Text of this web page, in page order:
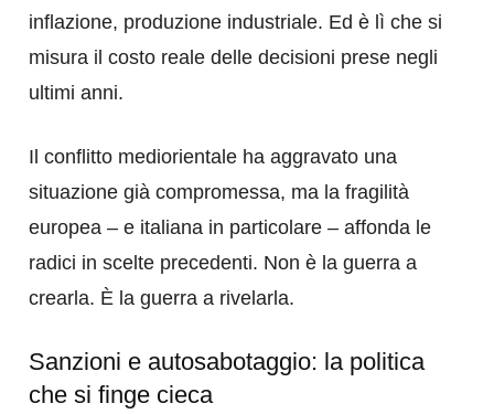
inflazione, produzione industriale. Ed è lì che si
misura il costo reale delle decisioni prese negli
ultimi anni.
Il conflitto mediorientale ha aggravato una
situazione già compromessa, ma la fragilità
europea – e italiana in particolare – affonda le
radici in scelte precedenti. Non è la guerra a
crearla. È la guerra a rivelarla.
Sanzioni e autosabotaggio: la politica
che si finge cieca